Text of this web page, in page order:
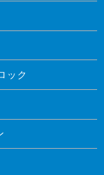
ック